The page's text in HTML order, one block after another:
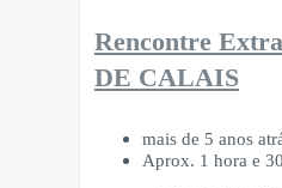
Rencontre
DE CALAIS
mais de 5 anos
Aprox. 1 hora e